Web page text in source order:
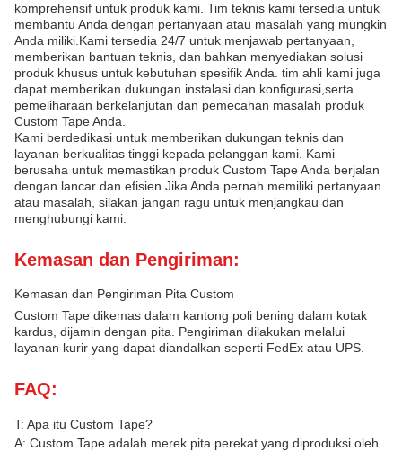
komprehensif untuk produk kami. Tim teknis kami tersedia untuk
membantu Anda dengan pertanyaan atau masalah yang mungkin
Anda miliki.Kami tersedia 24/7 untuk menjawab pertanyaan,
memberikan bantuan teknis, dan bahkan menyediakan solusi
produk khusus untuk kebutuhan spesifik Anda. tim ahli kami juga
dapat memberikan dukungan instalasi dan konfigurasi,serta
pemeliharaan berkelanjutan dan pemecahan masalah produk
Custom Tape Anda.
Kami berdedikasi untuk memberikan dukungan teknis dan
layanan berkualitas tinggi kepada pelanggan kami. Kami
berusaha untuk memastikan produk Custom Tape Anda berjalan
dengan lancar dan efisien.Jika Anda pernah memiliki pertanyaan
atau masalah, silakan jangan ragu untuk menjangkau dan
menghubungi kami.
Kemasan dan Pengiriman:
Kemasan dan Pengiriman Pita Custom
Custom Tape dikemas dalam kantong poli bening dalam kotak
kardus, dijamin dengan pita. Pengiriman dilakukan melalui
layanan kurir yang dapat diandalkan seperti FedEx atau UPS.
FAQ:
T: Apa itu Custom Tape?
A: Custom Tape adalah merek pita perekat yang diproduksi oleh